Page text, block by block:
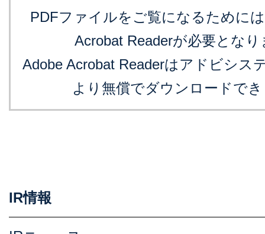
PDFファイルをご覧になるために
Acrobat Readerが必要となり
Adobe Acrobat Readerはアドビシス
より無償でダウンロードで
IR情報